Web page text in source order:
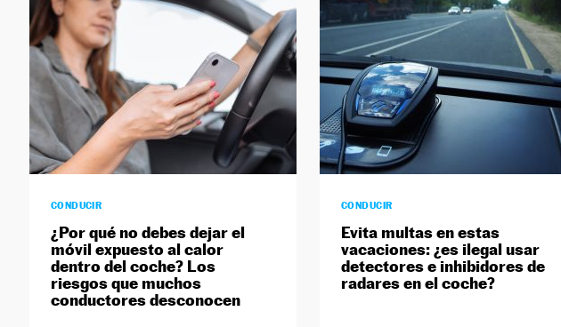
CONDUCIR
¿Por qué no debes dejar el
móvil expuesto al calor
dentro del coche? Los
riesgos que muchos
conductores desconocen
CONDUCIR
Evita multas en estas
vacaciones: ¿es ilegal usar
detectores e inhibidores de
radares en el coche?